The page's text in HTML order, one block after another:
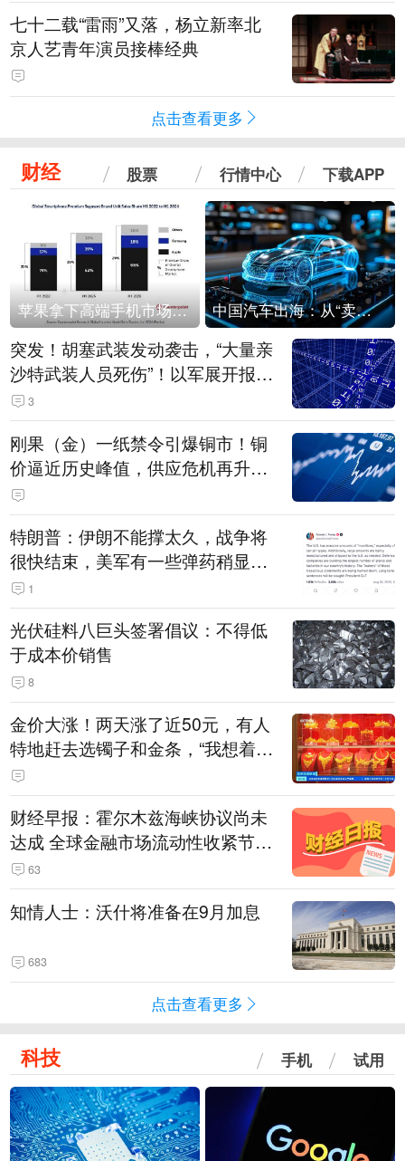
七十二载“雷雨”又落，杨立新率北
京人艺青年演员接棒经典
点击查看更多
财经 股票 行情中心 下载APP
苹果拿下高端手机市场65%的份额：iPhone 17系列功不可没 中国汽车出海：从“卖出去”到“走进去”
突发！胡塞武装发动袭击，“大量亲
沙特武装人员死伤”！以军展开报复
性空袭
3
刚果（金）一纸禁令引爆铜市！铜
价逼近历史峰值，供应危机再升
级？
特朗普：伊朗不能撑太久，战争将
很快结束，美军有一些弹药稍显紧
张！伊朗公布拟议的海峡管理文本
1
光伏硅料八巨头签署倡议：不得低
于成本价销售
8
金价大涨！两天涨了近50元，有人
特地赶去选镯子和金条，“我想着买
起来可以保值，小批量进一些货”
财经早报：霍尔木兹海峡协议尚未
达成 全球金融市场流动性收紧节奏
暂缓
63
知情人士：沃什将准备在9月加息
683
点击查看更多
科技 手机 试用